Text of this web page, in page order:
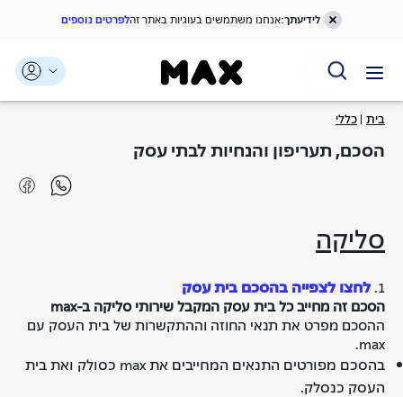
דלג אל תפריט ניווט
דלג אל תוכן ראשי
דלג אל תחתית העמוד
לידיעתך:אנחנו משתמשים בעוגיות באתר זהלפרטים נוספים
בית כללי
הסכם, תעריפון והנחיות לבתי עסק
סליקה
1. לחצו לצפייה בהסכם בית עסק
הסכם זה מחייב כל בית עסק המקבל שירותי סליקה ב-max
ההסכם מפרט את תנאי החוזה וההתקשרות של בית העסק עם
max.
בהסכם מפורטים התנאים המחייבים את max כסולק ואת בית
העסק כנסלק.